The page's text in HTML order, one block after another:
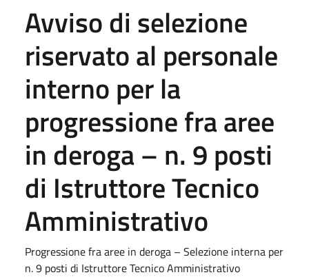
Avviso di selezione
riservato al personale
interno per la
progressione fra aree
in deroga – n. 9 posti
di Istruttore Tecnico
Amministrativo
Progressione fra aree in deroga – Selezione interna per
n. 9 posti di Istruttore Tecnico Amministrativo